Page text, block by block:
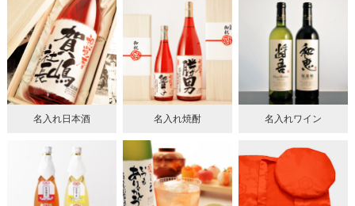
名入れ日本酒 名入れ焼酎 名入れワイン